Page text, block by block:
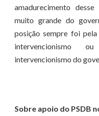
amadurecimento
muito grande do
posição sempre foi
intervencionismo
intervencionismo do
Sobre apoio do PSDB